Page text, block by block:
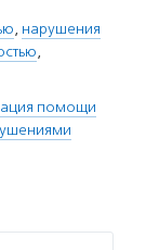
, нарушения
,
помощи